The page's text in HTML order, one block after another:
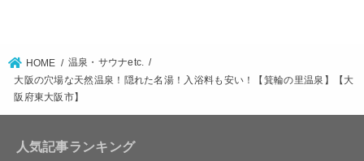
HOME
温泉・サウナetc.
大阪の穴場な天然温泉！隠れた名湯！入浴料も安い！【箕輪の里温泉】【大
阪府東大阪市】
人気記事ランキング